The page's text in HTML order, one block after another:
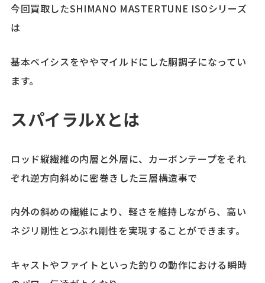
今回買取したSHIMANO MASTERTUNE ISOシリーズ
は
基本ベイシスをややマイルドにした胴調子になってい
ます。
スパイラルXとは
ロッド縦繊維の内層と外層に、カーボンテープをそれ
ぞれ逆方向斜めに密巻きした三層構造事で
内外の斜めの繊維により、軽さを維持しながら、高い
ネジリ剛性とつぶれ剛性を実現することができます。
キャストやファイトといった釣りの動作における瞬時